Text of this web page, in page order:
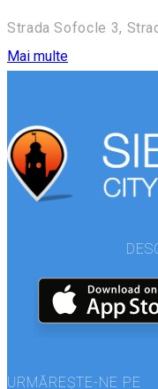
Mai multe
URMĂREȘTE-NE PE